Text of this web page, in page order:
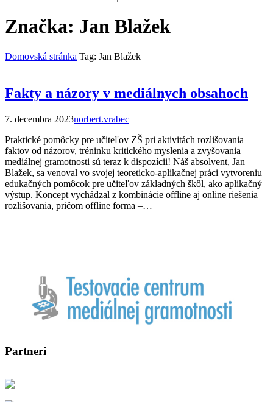
Značka: Jan Blažek
Domovská stránka Tag: Jan Blažek
Fakty a názory v mediálnych obsahoch
7. decembra 2023norbert.vrabec
Praktické pomôcky pre učiteľov ZŠ pri aktivitách rozlišovania
faktov od názorov, tréninku kritického myslenia a zvyšovania
mediálnej gramotnosti sú teraz k dispozícii! Náš absolvent, Jan
Blažek, sa venoval vo svojej teoreticko-aplikačnej práci vytvoreniu
edukačných pomôcok pre učiteľov základných škôl, ako aplikačný
výstup. Koncept vychádzal z kombinácie offline aj online riešenia
rozlišovania, pričom offline forma –…
Partneri